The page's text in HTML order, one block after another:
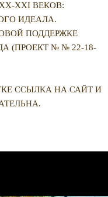
XXI ВЕКОВ:
ИДЕАЛА.
ПОДДЕРЖКЕ
(ПРОЕКТ № № 22-18-
ССЫЛКА НА САЙТ И